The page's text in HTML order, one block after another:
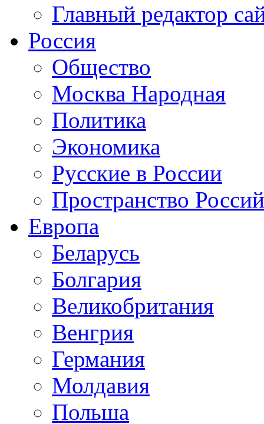
Главный редактор
Россия
Общество
Москва Народная
Политика
Экономика
Русские в России
Пространство
Европа
Беларусь
Болгария
Великобритания
Венгрия
Германия
Молдавия
Польша